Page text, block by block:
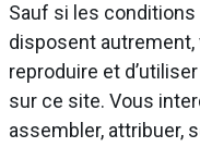
Sauf si les
disposent
reproduire et
sur ce site. Vous
assembler, attribuer,